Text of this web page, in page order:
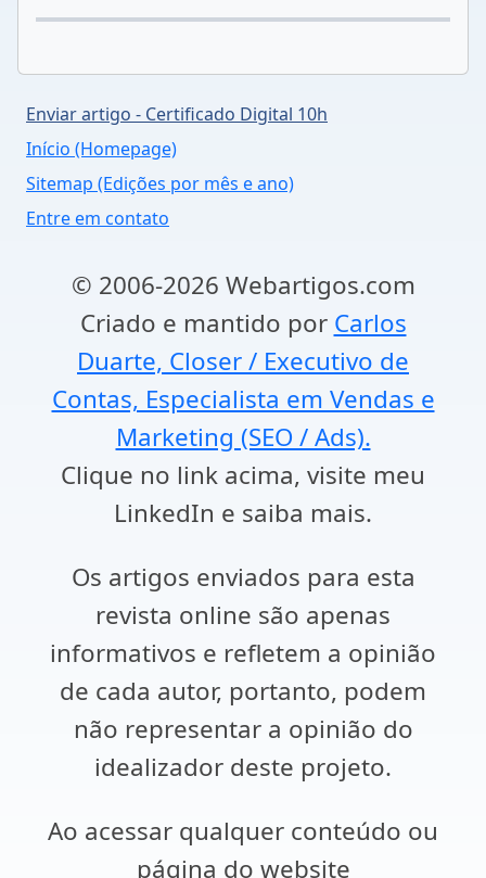
Enviar artigo - Certificado Digital 10h
Início (Homepage)
Sitemap (Edições por mês e ano)
Entre em contato
© 2006-2026 Webartigos.com
Criado e mantido por Carlos
Duarte, Closer / Executivo de
Contas, Especialista em Vendas e
Marketing (SEO / Ads).
Clique no link acima, visite meu
LinkedIn e saiba mais.
Os artigos enviados para esta
revista online são apenas
informativos e refletem a opinião
de cada autor, portanto, podem
não representar a opinião do
idealizador deste projeto.
Ao acessar qualquer conteúdo ou
página do website